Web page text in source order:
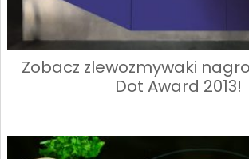
Zobacz zlewozmywaki
Dot Award 2013!